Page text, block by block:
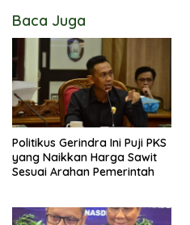
Baca Juga
Politikus Gerindra Ini Puji PKS
yang Naikkan Harga Sawit
Sesuai Arahan Pemerintah